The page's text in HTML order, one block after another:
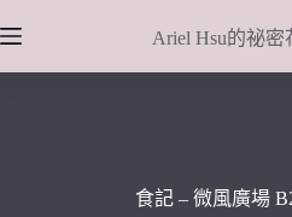
至
主
Ariel Hsu的祕密
食記 – 微風廣場